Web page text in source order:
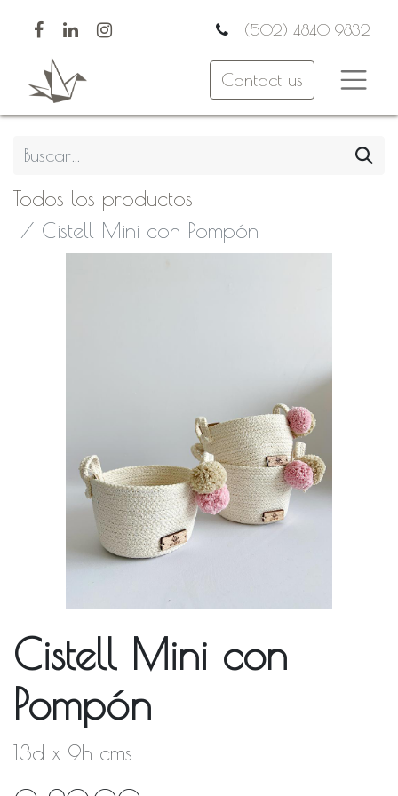
(502) 4840 9832
Contact us
Todos los productos
Cistell Mini con Pompón
Cistell Mini con
Pompón
13d x 9h cms